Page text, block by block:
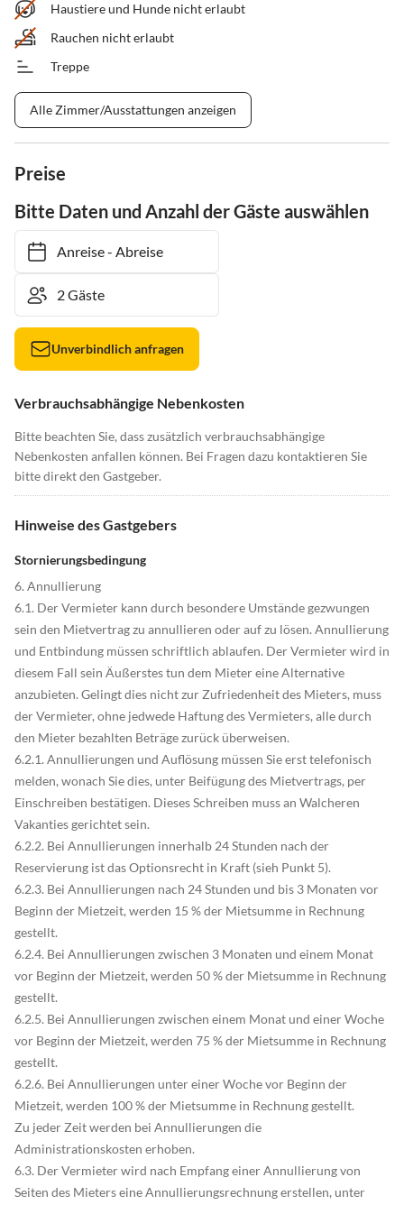
Haustiere und Hunde nicht erlaubt
Rauchen nicht erlaubt
Treppe
Alle Zimmer/Ausstattungen anzeigen
Preise
Bitte Daten und Anzahl der Gäste auswählen
Anreise- Abreise
Unverbindlich anfragen
Verbrauchsabhängige Nebenkosten
Bitte beachten Sie, dass zusätzlich verbrauchsabhängige
Nebenkosten anfallen können. Bei Fragen dazu kontaktieren Sie
bitte direkt den Gastgeber.
Hinweise des Gastgebers
Stornierungsbedingung
6. Annullierung
6.1. Der Vermieter kann durch besondere Umstände gezwungen
sein den Mietvertrag zu annullieren oder auf zu lösen. Annullierung
und Entbindung müssen schriftlich ablaufen. Der Vermieter wird in
diesem Fall sein Äußerstes tun dem Mieter eine Alternative
anzubieten. Gelingt dies nicht zur Zufriedenheit des Mieters, muss
der Vermieter, ohne jedwede Haftung des Vermieters, alle durch
den Mieter bezahlten Beträge zurück überweisen.
6.2.1. Annullierungen und Auflösung müssen Sie erst telefonisch
melden, wonach Sie dies, unter Beifügung des Mietvertrags, per
Einschreiben bestätigen. Dieses Schreiben muss an Walcheren
Vakanties gerichtet sein.
6.2.2. Bei Annullierungen innerhalb 24 Stunden nach der
Reservierung ist das Optionsrecht in Kraft (sieh Punkt 5).
6.2.3. Bei Annullierungen nach 24 Stunden und bis 3 Monaten vor
Beginn der Mietzeit, werden 15 % der Mietsumme in Rechnung
gestellt.
6.2.4. Bei Annullierungen zwischen 3 Monaten und einem Monat
vor Beginn der Mietzeit, werden 50 % der Mietsumme in Rechnung
gestellt.
6.2.5. Bei Annullierungen zwischen einem Monat und einer Woche
vor Beginn der Mietzeit, werden 75 % der Mietsumme in Rechnung
gestellt.
6.2.6. Bei Annullierungen unter einer Woche vor Beginn der
Mietzeit, werden 100 % der Mietsumme in Rechnung gestellt.
Zu jeder Zeit werden bei Annullierungen die
Administrationskosten erhoben.
6.3. Der Vermieter wird nach Empfang einer Annullierung von
Seiten des Mieters eine Annullierungsrechnung erstellen, unter